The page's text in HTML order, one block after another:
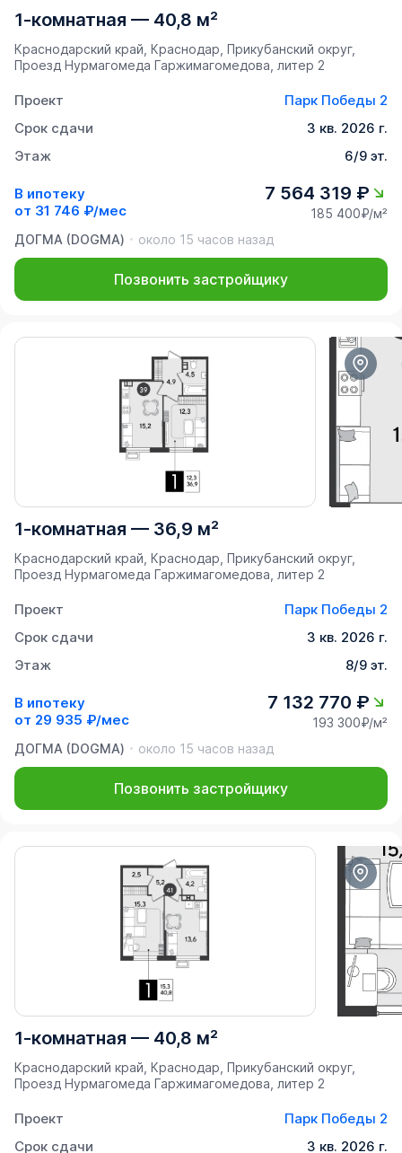
1-комнатная — 40,8 м²
Краснодарский край, Краснодар, Прикубанский округ,
Проезд Нурмагомеда Гаржимагомедова, литер 2
Проект
Парк Победы 2
Срок сдачи
3 кв. 2026 г.
Этаж
6/9 эт.
В ипотеку
от 31 746 ₽/мес
7 564 319 ₽
185 400₽/м²
ДОГМА (DOGMA)
около 15 часов назад
Позвонить застройщику
1-комнатная — 36,9 м²
Краснодарский край, Краснодар, Прикубанский округ,
Проезд Нурмагомеда Гаржимагомедова, литер 2
Проект
Парк Победы 2
Срок сдачи
3 кв. 2026 г.
Этаж
8/9 эт.
В ипотеку
от 29 935 ₽/мес
7 132 770 ₽
193 300₽/м²
ДОГМА (DOGMA)
около 15 часов назад
Позвонить застройщику
1-комнатная — 40,8 м²
Краснодарский край, Краснодар, Прикубанский округ,
Проезд Нурмагомеда Гаржимагомедова, литер 2
Проект
Парк Победы 2
Срок сдачи
3 кв. 2026 г.